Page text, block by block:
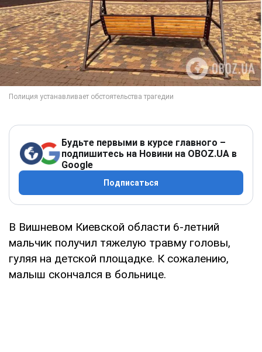
Будьте первыми в курсе главного –
подпишитесь на Новини на OBOZ.UA в
Google
Подписаться
В Вишневом Киевской области 6-летний
мальчик получил тяжелую травму головы,
гуляя на детской площадке. К сожалению,
малыш скончался в больнице.